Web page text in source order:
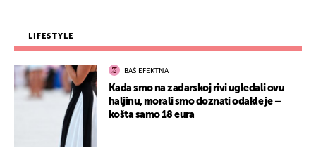
LIFESTYLE
BAŠ EFEKTNA
Kada smo na zadarskoj rivi ugledali ovu
haljinu, morali smo doznati odakle je –
košta samo 18 eura